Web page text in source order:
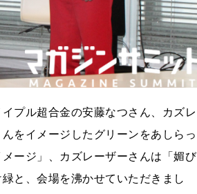
プル超合金の安藤なつさん、カズレ
をイメージしたグリーンをあしらっ
ージ」、カズレーザーさんは「媚び
と、会場を沸かせていただきまし